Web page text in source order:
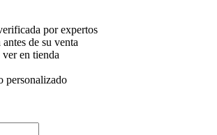
por expertos
de su venta
en tienda
personalizado